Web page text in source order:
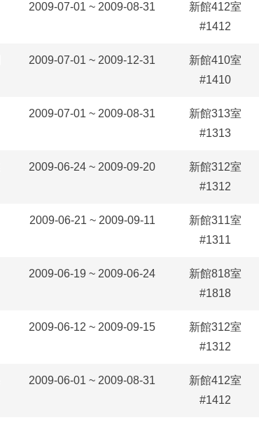
2009-07-01 ~ 2009-08-31
新館412室
#1412
2009-07-01 ~ 2009-12-31
新館410室
#1410
2009-07-01 ~ 2009-08-31
新館313室
#1313
2009-06-24 ~ 2009-09-20
新館312室
#1312
2009-06-21 ~ 2009-09-11
新館311室
#1311
2009-06-19 ~ 2009-06-24
新館818室
#1818
2009-06-12 ~ 2009-09-15
新館312室
#1312
2009-06-01 ~ 2009-08-31
新館412室
#1412